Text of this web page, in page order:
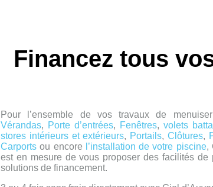
Financez tous
Pour l’ensemble de vos travaux de
Vérandas, Porte d’entrées, Fenêtres,volets
stores intérieurs et extérieurs, Portails, Clôtures,
Carports ou encore l’installation de votre piscine,
est en mesure de vous proposer des facilités de
solutions de financement.